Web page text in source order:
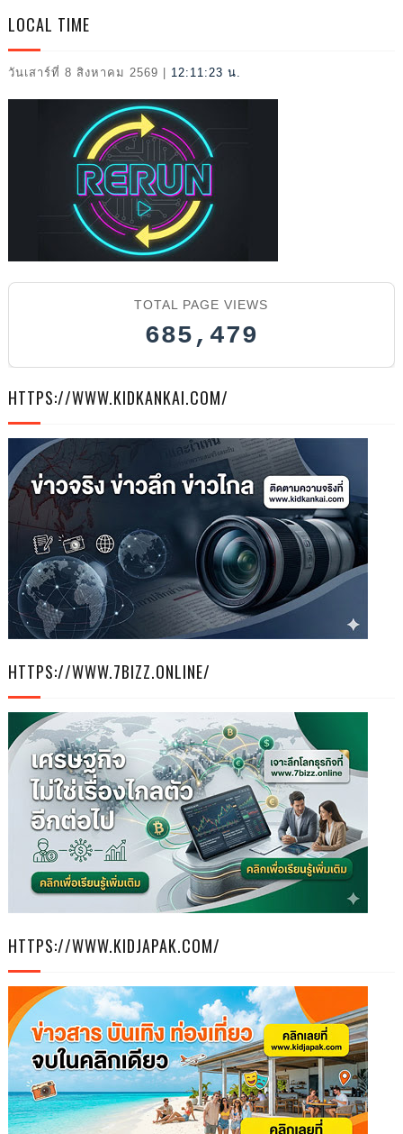
2026
LOCAL TIME
วันเสาร์ที่ 8 สิงหาคม 2569 12:11:25 น.
TOTAL PAGE VIEWS
685,479
HTTPS://WWW.KIDKANKAI.COM/
HTTPS://WWW.7BIZZ.ONLINE/
HTTPS://WWW.KIDJAPAK.COM/